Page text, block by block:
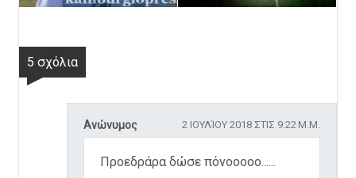
5 σχόλια
Ανώνυμος 2 ΙΟΥΛΊΟΥ 2018 ΣΤΙΣ 9:22 Μ.Μ.
Προεδράρα δώσε πόνοοοοο......